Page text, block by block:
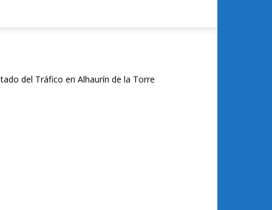
del Tráfico en Alhaurín de la Torre